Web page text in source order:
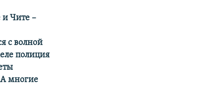
и Чите –
с волной
полиция
А многие